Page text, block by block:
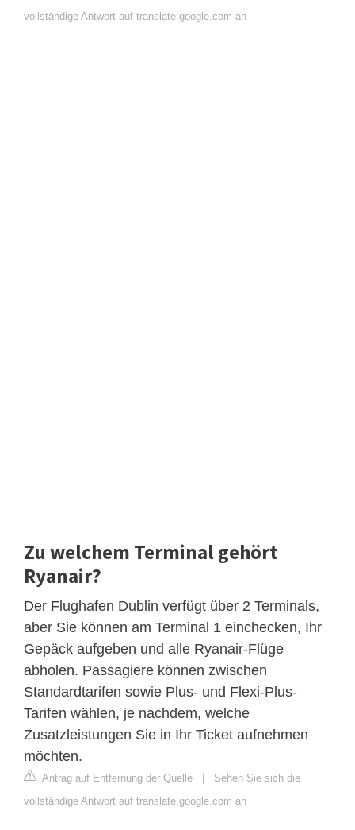
vollständige Antwort auf translate.google.com an
Zu welchem ​​Terminal gehört
Ryanair?
Der Flughafen Dublin verfügt über 2 Terminals,
aber Sie können am Terminal 1 einchecken, Ihr
Gepäck aufgeben und alle Ryanair-Flüge
abholen. Passagiere können zwischen
Standardtarifen sowie Plus- und Flexi-Plus-
Tarifen wählen, je nachdem, welche
Zusatzleistungen Sie in Ihr Ticket aufnehmen
möchten.
Antrag auf Entfernung der Quelle | Sehen Sie sich die
vollständige Antwort auf translate.google.com an